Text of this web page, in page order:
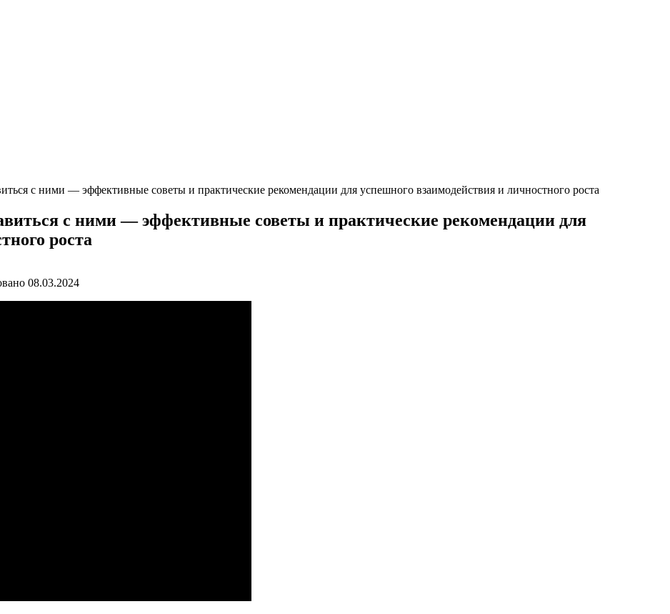
с ними — эффективные советы и практические рекомендации для успешного взаимодействия и личностного роста
с ними — эффективные советы и практические рекомендации для
роста
08.03.2024